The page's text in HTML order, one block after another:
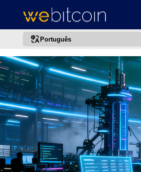
Português
português (BR)
english
español
français
italiano
deutsch
日本語
中文